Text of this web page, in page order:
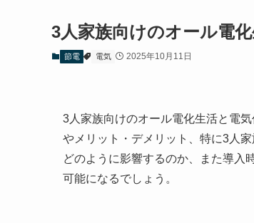
3人家族向けのオール電
節電 電気 2025年10月11日
3人家族向けのオール電化生活と電
やメリット・デメリット、特に3人
どのように影響するのか、また導入
可能になるでしょう。